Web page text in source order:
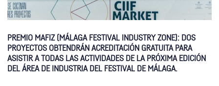
PREMIO MAFIZ (MÁLAGA FESTIVAL INDUSTRY ZONE): DOS
PROYECTOS OBTENDRÁN ACREDITACIÓN GRATUITA PARA
ASISTIR A TODAS LAS ACTIVIDADES DE LA PRÓXIMA EDICIÓN
DEL ÁREA DE INDUSTRIA DEL FESTIVAL DE MÁLAGA.